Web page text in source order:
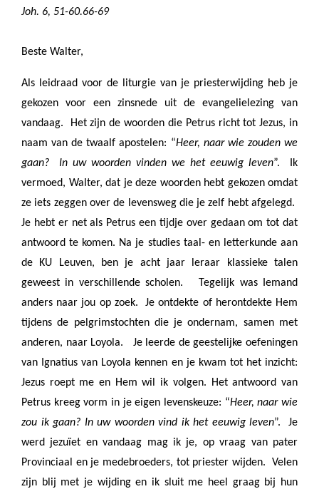
Joh. 6, 51-60.66-69
Beste Walter,
Als leidraad voor de liturgie van je priesterwijding heb je
gekozen voor een zinsnede uit de evangelielezing van
vandaag.
Het zijn de woorden die Petrus richt tot Jezus, in
naam van de twaalf apostelen: “Heer, naar wie zouden we
gaan?
In uw woorden vinden we het eeuwig leven”.
Ik
vermoed, Walter, dat je deze woorden hebt gekozen omdat
ze iets zeggen over de levensweg die je zelf hebt afgelegd.
Je hebt er net als Petrus een tijdje over gedaan om tot dat
antwoord te komen. Na je studies taal- en letterkunde aan
de KU Leuven, ben je acht jaar leraar klassieke talen
geweest in verschillende scholen.
Tegelijk was Iemand
anders naar jou op zoek.
Je ontdekte of herontdekte Hem
tijdens de pelgrimstochten die je ondernam, samen met
anderen, naar Loyola.
Je leerde de geestelijke oefeningen
van Ignatius van Loyola kennen en je kwam tot het inzicht:
Jezus roept me en Hem wil ik volgen. Het antwoord van
Petrus kreeg vorm in je eigen levenskeuze: “Heer, naar wie
zou ik gaan? In uw woorden vind ik het eeuwig leven”.
Je
werd jezuïet en vandaag mag ik je, op vraag van pater
Provinciaal en je medebroeders, tot priester wijden.
Velen
zijn blij met je wijding en ik sluit me heel graag bij hun